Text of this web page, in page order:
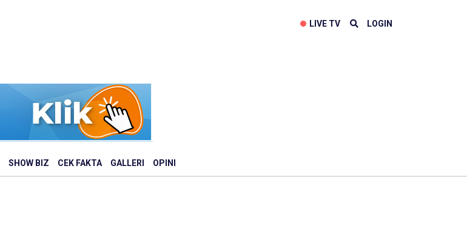
LIVE TV LOGIN
SHOW BIZ CEK FAKTA GALLERI OPINI